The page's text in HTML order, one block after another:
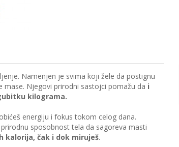
Namenjen je svima koji žele da postignu
mase. Njegovi prirodni sastojci pomažu da i
kilograma.
energiju i fokus tokom celog dana.
sposobnost tela da sagoreva masti
kalorija, čak i dok miruješ.